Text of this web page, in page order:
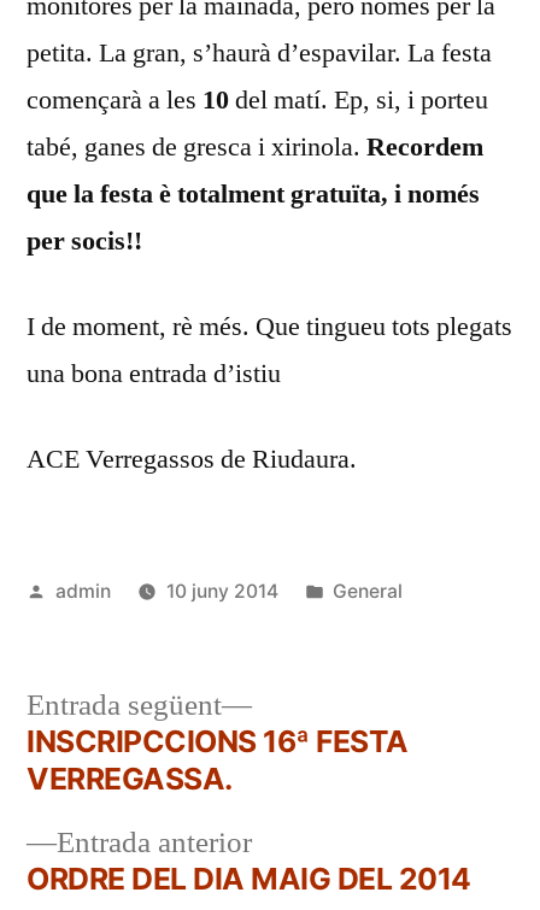
petita. La gran, s’haurà d’espavilar. La festa
començarà a les 10del matí. Ep, si, i porteu
tabé, ganes de gresca i xirinola. Recordem
que la festa è totalment gratuïta, i només
per socis!!
I de moment, rè més. Que tingueu tots plegats
una bona entrada d’istiu
ACE Verregassos de Riudaura.
Publicat
admin 10 juny 2014
Publicat
General
Navegació
d'entrades
Entrada anteriorEntrada
anterior:
ORDRE DEL DIA MAIG DEL 2014
Entrada següent
Entrada
següent:
INSCRIPCCIONS 16ª FESTA
VERREGASSA.